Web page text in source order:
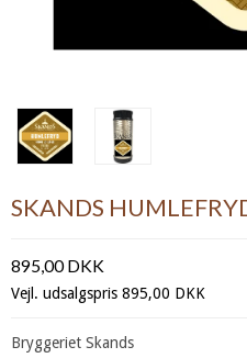
SKANDS
895,00 DKK
Vejl. udsalgspris 895,00 DKK
Bryggeriet Skands